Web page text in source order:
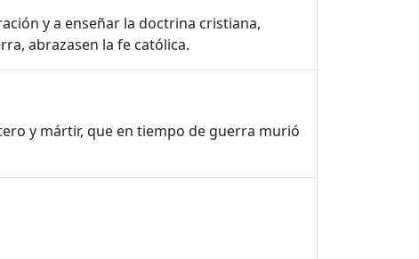
y a enseñar la doctrina cristiana,
abrazasen la fe católica.
y mártir, que en tiempo de guerra murió